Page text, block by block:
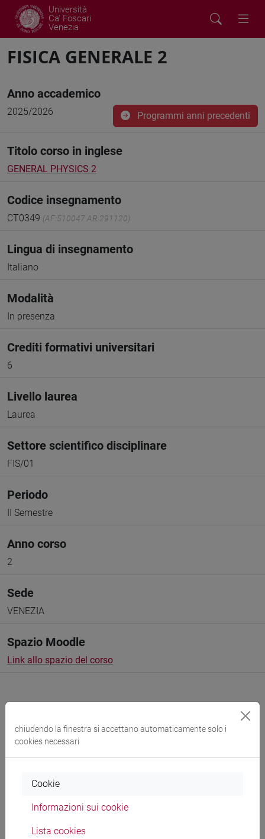
Università
Ca' Foscari
Venezia
FISICA GENERALE 2
Anno accademico
2025/2026 Programmi anni precedenti
Titolo corso in inglese
GENERAL PHYSICS 2
Codice insegnamento
CT0349 (AF:510047 AR:291120)
Lingua di insegnamento
Italiano
Modalità
In presenza
Crediti formativi universitari
6
Livello laurea
Laurea
Settore scientifico disciplinare
FIS/01
Periodo
II Semestre
Anno corso
2
Sede
VENEZIA
Spazio Moodle
Link allo spazio del corso
Docenti e corsi di laurea
Docenti
chiudendo la finestra si accettano automaticamente solo i
cookies necessari
Cookie
Informazioni sui cookie
Lista cookies